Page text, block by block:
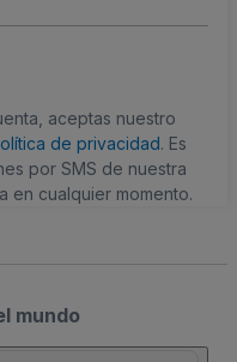
aceptas nuestro
de privacidad. Es
por SMS de nuestra
en cualquier momento.
mundo